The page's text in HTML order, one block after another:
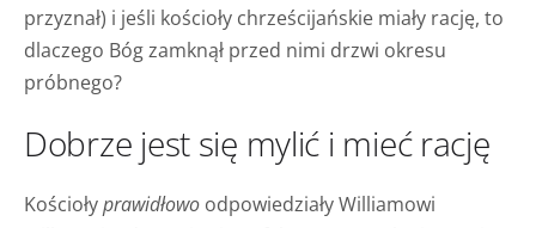
przyznał) i jeśli kościoły chrześcijańskie miały rację, to
dlaczego Bóg zamknął przed nimi drzwi okresu
próbnego?
Dobrze jest się mylić i mieć rację
Kościołyprawidłowo odpowiedziały Williamowi